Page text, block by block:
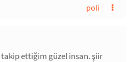
poli
ettiğim güzel insan. şiir